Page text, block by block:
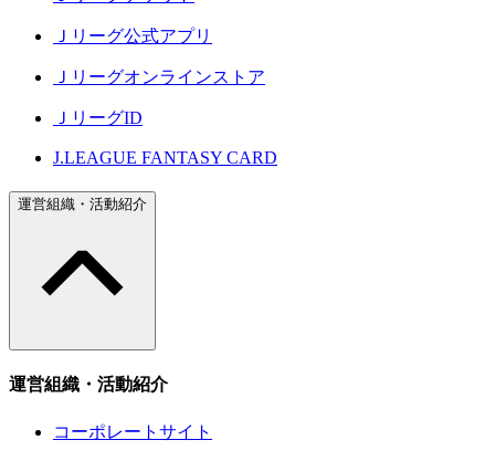
Ｊリーグ公式アプリ
Ｊリーグオンラインストア
ＪリーグID
J.LEAGUE FANTASY CARD
運営組織・活動紹介
運営組織・活動紹介
コーポレートサイト